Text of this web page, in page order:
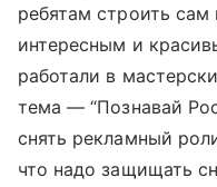
ребятам строить сам
интересным и
работали в
тема — “Познавай
снять рекламный
что надо защищать